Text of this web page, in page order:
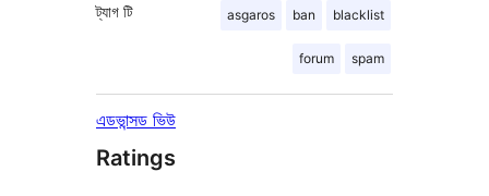
ট্যাগ asgaros ban blacklist
forum spam
টি
এডভান্সড ভিউ
Ratings